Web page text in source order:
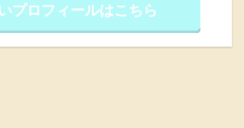
プロフィールはこちら